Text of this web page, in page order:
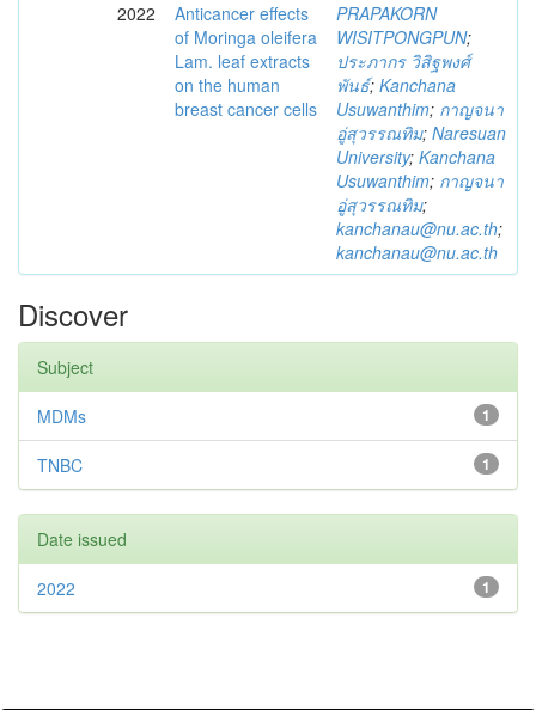
2022
Anticancer effects
of Moringa oleifera
Lam. leaf extracts
on the human
breast cancer cells
PRAPAKORN
WISITPONGPUN;
ประภากร วิสิฐพงศ์
พันธ์; Kanchana
Usuwanthim; กาญจนา
อู่สุวรรณทิม; Naresuan
University; Kanchana
Usuwanthim; กาญจนา
อู่สุวรรณทิม;
kanchanau@nu.ac.th;
kanchanau@nu.ac.th
Discover
Subject
1
MDMs
1
TNBC
Date issued
1
2022